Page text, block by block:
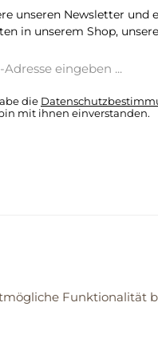
unseren Newsletter und
in unserem Shop,
die
mit ihnen einverstanden.
© 2026 ProBiomarkt
Funktionalität